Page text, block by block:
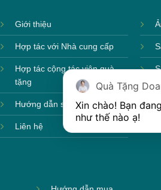
Giới thiệu
Hợp tác với Nhà cung cấp
Hợp tác cộng tác viên quà
tặng
Hướng dẫn sử dụng
Liên hệ
Quà Tặng
Xin chào! Bạn
như thế nào ạ!